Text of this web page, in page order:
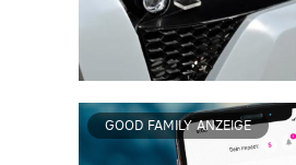
GOOD FAMILY ANZEIGE